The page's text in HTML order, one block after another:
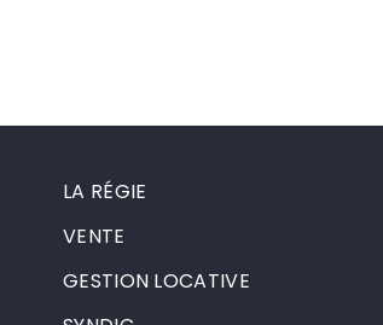
LA RÉGIE
VENTE
GESTION LOCATIVE